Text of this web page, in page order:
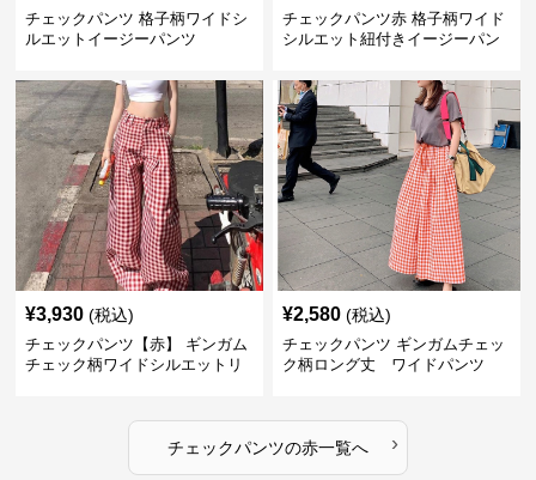
チェックパンツ 格子柄ワイドシ
ルエットイージーパンツ
チェックパンツ赤 格子柄ワイド
シルエット紐付きイージーパン
¥3,930 (税込)
チェックパンツ【赤】 ギンガム
チェック柄ワイドシルエットリ
¥2,580 (税込)
チェックパンツ ギンガムチェッ
ク柄ロング丈 ワイドパンツ
チェックパンツの赤一覧へ ›